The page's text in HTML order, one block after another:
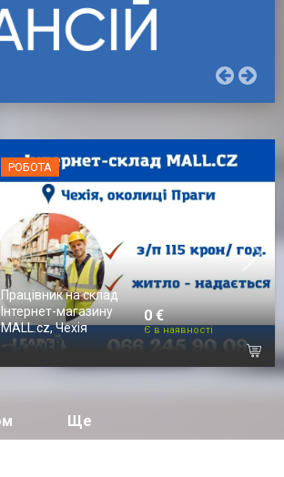
РОБОТА
Працівник на склад
Інтернет-магазину
MALL.cz, Чехія
0 €
Є в наявності
Ще